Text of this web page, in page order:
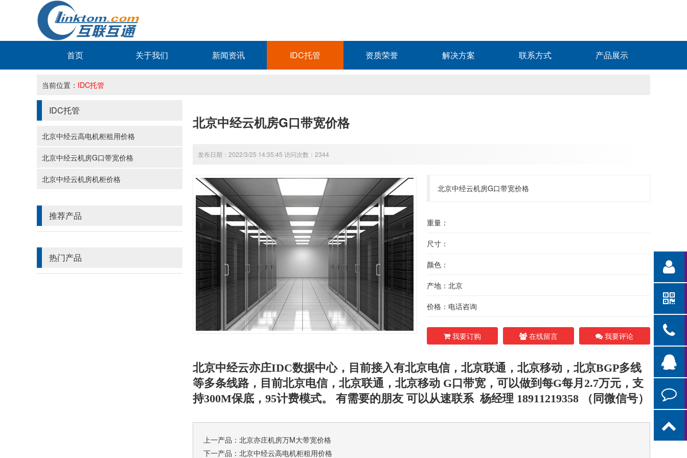
首页 关于我们 新闻资讯 IDC托管 资质荣誉 解决方案 联系方式 产品展示
当前位置： IDC托管
IDC托管
北京中经云高电机柜租用价格
北京中经云机房G口带宽价格
北京中经云机房机柜价格
推荐产品
热门产品
北京中经云机房G口带宽价格
发布日期：2022/3/25 14:35:45 访问次数：2344
北京中经云机房G口带宽价格
重量：
尺寸：
颜色：
产地：北京
价格：电话咨询
我要订购 在线留言 我要评论
北京中经云亦庄IDC数据中心，目前接入有北京电信，北京联通，北京移动，北京BGP多线
等多条线路，目前北京电信，北京联通，北京移动 G口带宽，可以做到每G每月2.7万元，支
持300M保底，95计费模式。 有需要的朋友 可以从速联系 杨经理 18911219358 （同微信号）
上一产品： 北京亦庄机房万M大带宽价格
下一产品： 北京中经云高电机柜租用价格